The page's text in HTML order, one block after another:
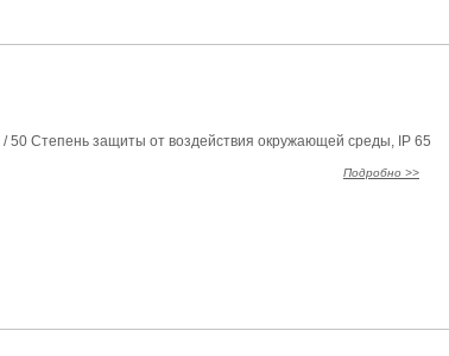
50 Степень защиты от воздействия окружающей среды, IP 65
Подробно >>